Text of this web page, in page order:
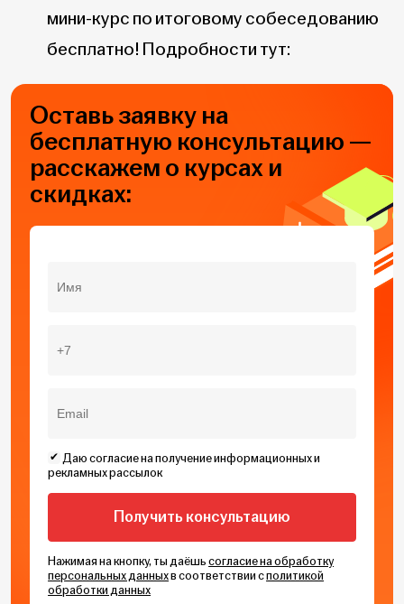
мини-курс по итоговому собеседованию
бесплатно! Подробности тут:
Оставь заявку на
бесплатную консультацию —
расскажем о курсах и
скидках:
Даю согласие на получение информационных и
рекламных рассылок
Нажимая на кнопку, ты даёшьсогласие на обработку
персональных данныхв соответствии сполитикой
обработки данных